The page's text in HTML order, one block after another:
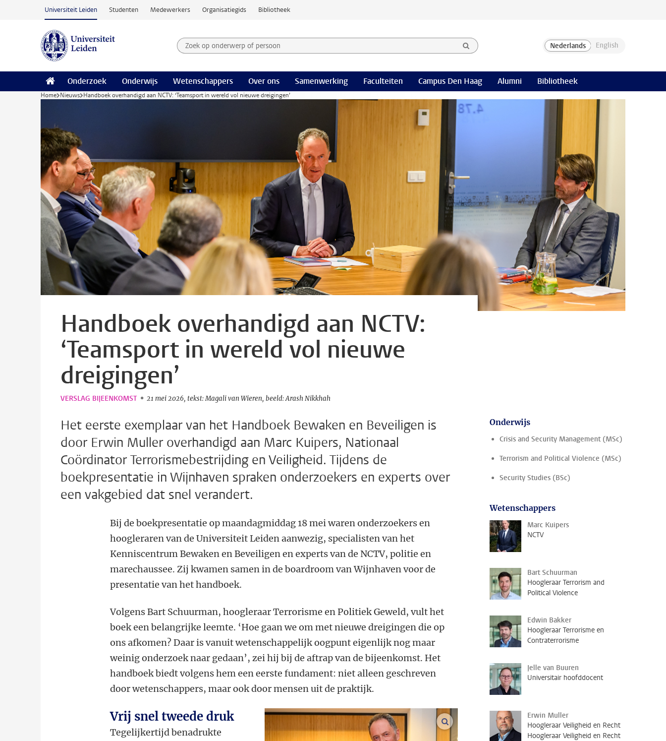
Ga naar hoofdinhoud
Universiteit Leiden Studenten Medewerkers Organisatiegids Bibliotheek
Zoek op onderwerp of persoon en selecteer categorie
Zoekterm
Onderzoek Onderwijs Wetenschappers Over ons Samenwerking Faculteiten Campus Den Haag Alumni Bibliotheek
Home Nieuws Handboek overhandigd aan NCTV: ‘Teamsport in wereld vol nieuwe dreigingen’
Handboek overhandigd aan NCTV:
‘Teamsport in wereld vol nieuwe
dreigingen’
VERSLAG BIJEENKOMST 21 mei 2026 tekst: Magali van Wieren beeld: Arash Nikkhah
Het eerste exemplaar van het Handboek Bewaken en Beveiligen is
door Erwin Muller overhandigd aan Marc Kuipers, Nationaal
Coördinator Terrorismebestrijding en Veiligheid. Tijdens de
boekpresentatie in Wijnhaven spraken onderzoekers en experts over
een vakgebied dat snel verandert.
Bij de boekpresentatie op maandagmiddag 18 mei waren onderzoekers en
hoogleraren van de Universiteit Leiden aanwezig, specialisten van het
Kenniscentrum Bewaken en Beveiligen en experts van de NCTV, politie en
marechaussee. Zij kwamen samen in de boardroom van Wijnhaven voor de
presentatie van het handboek.
Volgens Bart Schuurman, hoogleraar Terrorisme en Politiek Geweld, vult het
boek een belangrijke leemte. ‘Hoe gaan we om met nieuwe dreigingen die op
ons afkomen? Daar is vanuit wetenschappelijk oogpunt eigenlijk nog maar
weinig onderzoek naar gedaan’, zei hij bij de aftrap van de bijeenkomst. Het
handboek biedt volgens hem een eerste fundament: niet alleen geschreven
door wetenschappers, maar ook door mensen uit de praktijk.
vergroot afbeeldingen
Vrij snel tweede druk
Tegelijkertijd benadrukte
Onderwijs
Crisis and Security Management (MSc)
Terrorism and Political Violence (MSc)
Security Studies (BSc)
Wetenschappers
Marc Kuipers
NCTV
Bart Schuurman
Hoogleraar Terrorism and
Political Violence
Edwin Bakker
Hoogleraar Terrorisme en
Contraterrorisme
Jelle van Buuren
Universitair hoofddocent
Erwin Muller
Hoogleraar Veiligheid en Recht
Hoogleraar Veiligheid en Recht